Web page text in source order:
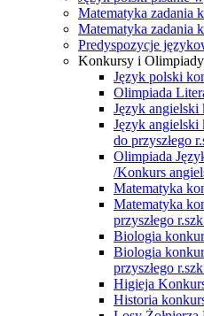
Matematyka zadania
Matematyka zadania
Predyspozycje
Konkursy i Olimpiady
Język polski
Olimpiada
Język
Język
do przyszłego
Olimpiada
/Konkurs
Matematyka
Matematyka
przyszłego
Biologia
Biologia
przyszłego
Higieja
Historia